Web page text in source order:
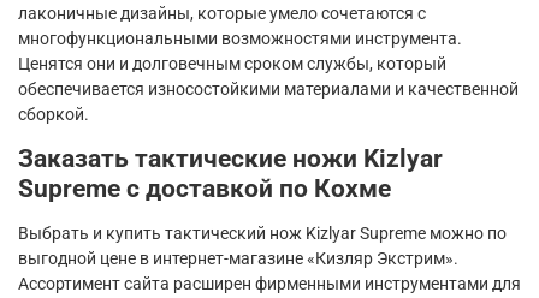
лаконичные дизайны, которые умело сочетаются с
многофункциональными возможностями инструмента.
Ценятся они и долговечным сроком службы, который
обеспечивается износостойкими материалами и качественной
сборкой.
Заказать тактические ножи Kizlyar
Supreme с доставкой по Кохме
Выбрать и купить тактический нож KizlyarSupreme можно по
выгодной цене в интернет-магазине «Кизляр Экстрим».
Ассортимент сайта расширен фирменными инструментами для